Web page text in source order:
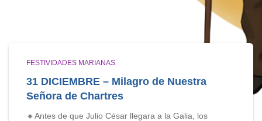
FESTIVIDADES MARIANAS
31 DICIEMBRE – Milagro de Nuestra
Señora de Chartres
🔸Antes de que Julio César llegara a la Galia, los